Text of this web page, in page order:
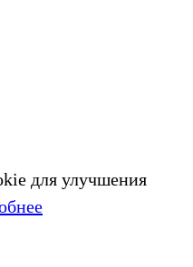
для улучшения